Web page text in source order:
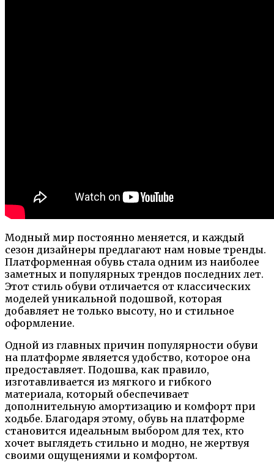
Модный мир постоянно меняется, и каждый
сезон дизайнеры предлагают нам новые тренды.
Платформенная обувь стала одним из наиболее
заметных и популярных трендов последних лет.
Этот стиль обуви отличается от классических
моделей уникальной подошвой, которая
добавляет не только высоту, но и стильное
оформление.
Одной из главных причин популярности обуви
на платформе является удобство, которое она
предоставляет. Подошва, как правило,
изготавливается из мягкого и гибкого
материала, который обеспечивает
дополнительную амортизацию и комфорт при
ходьбе. Благодаря этому, обувь на платформе
становится идеальным выбором для тех, кто
хочет выглядеть стильно и модно, не жертвуя
своими ощущениями и комфортом.